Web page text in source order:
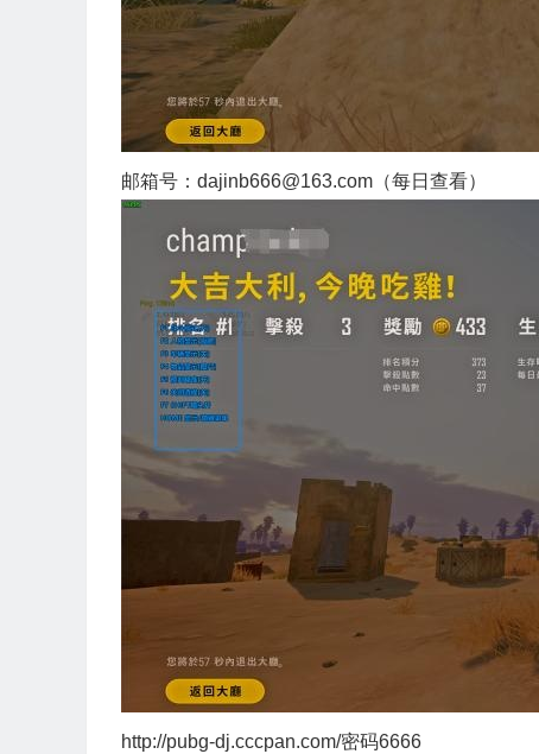
邮箱号：dajinb666@163.com（每日查看）
http://pubg-dj.cccpan.com/密码6666